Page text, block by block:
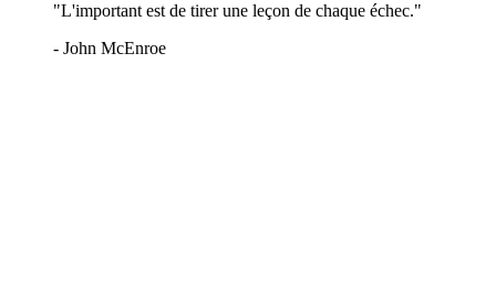
"L'important est de tirer une leçon de chaque échec."
- John McEnroe